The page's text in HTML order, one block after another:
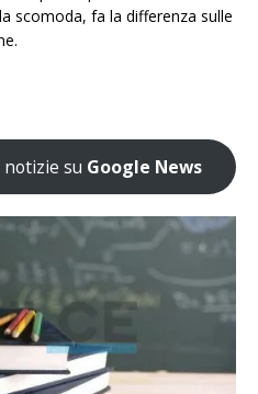
scomoda, fa la differenza sulle
su Google News